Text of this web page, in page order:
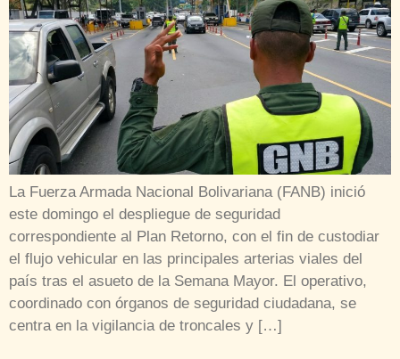
La Fuerza Armada Nacional Bolivariana (FANB) inició
este domingo el despliegue de seguridad
correspondiente al Plan Retorno, con el fin de custodiar
el flujo vehicular en las principales arterias viales del
país tras el asueto de la Semana Mayor. El operativo,
coordinado con órganos de seguridad ciudadana, se
centra en la vigilancia de troncales y […]